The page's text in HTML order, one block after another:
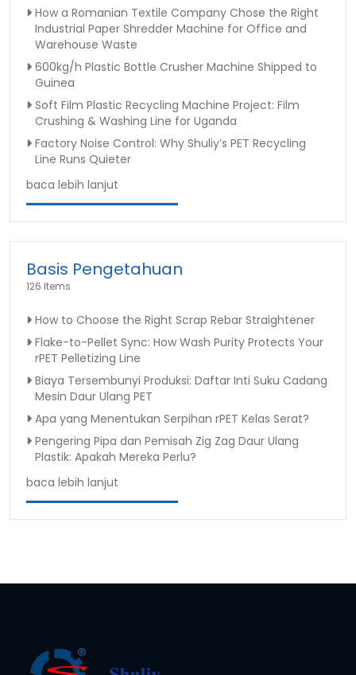
How a Romanian Textile Company Chose the Right
Industrial Paper Shredder Machine for Office and
Warehouse Waste
600kg/h Plastic Bottle Crusher Machine Shipped to
Guinea
Soft Film Plastic Recycling Machine Project: Film
Crushing & Washing Line for Uganda
Factory Noise Control: Why Shuliy’s PET Recycling
Line Runs Quieter
baca lebih lanjut
Basis Pengetahuan
126 Items
How to Choose the Right Scrap Rebar Straightener
Flake-to-Pellet Sync: How Wash Purity Protects Your
rPET Pelletizing Line
Biaya Tersembunyi Produksi: Daftar Inti Suku Cadang
Mesin Daur Ulang PET
Apa yang Menentukan Serpihan rPET Kelas Serat?
Pengering Pipa dan Pemisah Zig Zag Daur Ulang
Plastik: Apakah Mereka Perlu?
baca lebih lanjut